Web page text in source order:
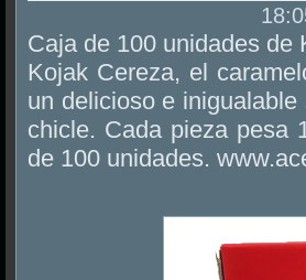
Caja de 100 unidades de
Kojak Cereza, el
un delicioso e
chicle. Cada pieza pesa
de 100 unidades.